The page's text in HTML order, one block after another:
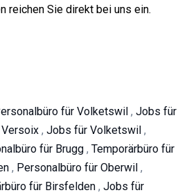
reichen Sie direkt bei uns ein.
für Volketswil , Jobs für
, Jobs für Volketswil ,
für Brugg , Temporärbüro für
, Personalbüro für Oberwil ,
für Birsfelden , Jobs für